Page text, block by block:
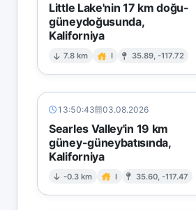
Little Lake'nin 17 km doğu-
güneydoğusunda,
Kaliforniya
7.8 km I 35.89, -117.72
13:50:43 03.08.2026
Searles Valley'in 19 km
güney-güneybatısında,
Kaliforniya
-0.3 km I 35.60, -117.47